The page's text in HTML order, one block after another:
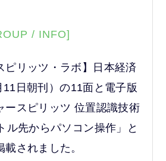
/ INFO]
ピリッツ・ラボ】日本経済
日朝刊）の11面と電子版
ースピリッツ 位置認識技術
先からパソコン操作」と
されました。